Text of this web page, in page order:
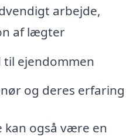
arbejde,
af lægter
ejendommen
og deres erfaring
kan også være en